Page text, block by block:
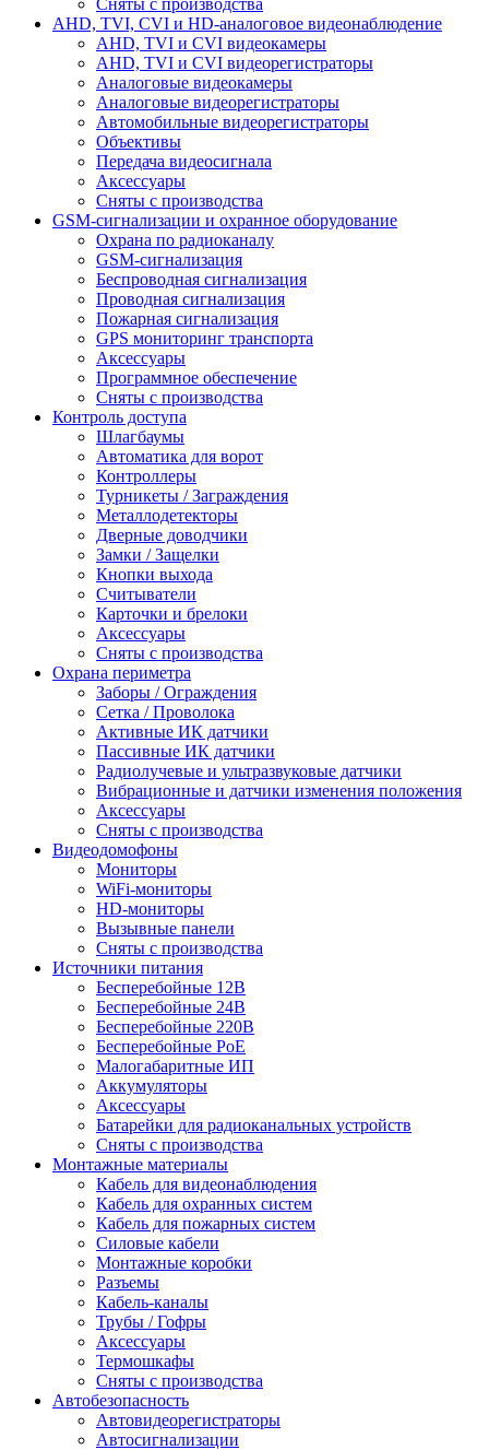
AHD, TVI, CVI и HD-аналоговое видеонаблюдение
AHD, TVI и CVI видеокамеры
AHD, TVI и CVI видеорегистраторы
Аналоговые видеокамеры
Аналоговые видеорегистраторы
Автомобильные видеорегистраторы
Объективы
Передача видеосигнала
Аксессуары
Сняты с производства
GSM-сигнализации и охранное оборудование
Охрана по радиоканалу
GSM-сигнализация
Беспроводная сигнализация
Проводная сигнализация
Пожарная сигнализация
GPS мониторинг транспорта
Аксессуары
Программное обеспечение
Сняты с производства
Контроль доступа
Шлагбаумы
Автоматика для ворот
Контроллеры
Турникеты / Заграждения
Металлодетекторы
Дверные доводчики
Замки / Защелки
Кнопки выхода
Считыватели
Карточки и брелоки
Аксессуары
Сняты с производства
Охрана периметра
Заборы / Ограждения
Сетка / Проволока
Активные ИК датчики
Пассивные ИК датчики
Радиолучевые и ультразвуковые датчики
Вибрационные и датчики изменения положения
Аксессуары
Сняты с производства
Видеодомофоны
Мониторы
WiFi-мониторы
HD-мониторы
Вызывные панели
Сняты с производства
Источники питания
Бесперебойные 12В
Бесперебойные 24В
Бесперебойные 220В
Бесперебойные PoE
Малогабаритные ИП
Аккумуляторы
Аксессуары
Батарейки для радиоканальных устройств
Сняты с производства
Монтажные материалы
Кабель для видеонаблюдения
Кабель для охранных систем
Кабель для пожарных систем
Силовые кабели
Монтажные коробки
Разъемы
Кабель-каналы
Трубы / Гофры
Аксессуары
Термошкафы
Сняты с производства
Автобезопасность
Автовидеорегистраторы
Автосигнализации